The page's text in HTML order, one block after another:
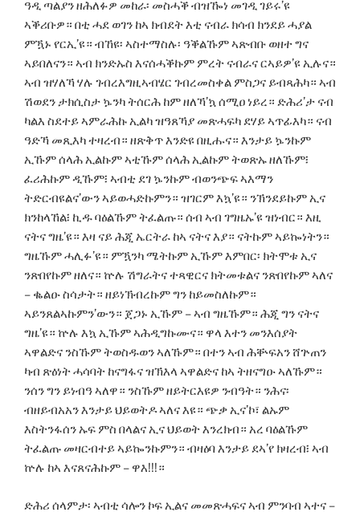
ዓዲ ጣልያን ዘሕለፉዎ መከራ፡ መስሓቕ ብዝዀነ መገዲ ገይሩ’ዩ
ኣቕሪቡዎ። በቲ ሓደ ወገን ከኣ ክብደት እቲ ናብራ ክሳብ ክንደይ ሓያል
ምዃኑ የርኢ’ዩ። ብኸዩ፡ ኣስተማስሉ፡ ዓቕልኹም ኣጽብቡ ወዘተ ግና
ኣይበለናን። ኣብ ክንድኡስ እናሰሓቕኩም ምረት ናብራና ርኣይዎ’ዩ ኢሉና።
ኣብ ዝሃለኻ ሃሉ ገብረእግዚኣብሄር ገብረመስቀል ምስጋና ይብጻሕካ። ኣብ
ሽወደን ታክሲስታ ኴንካ ትሰርሕ ከም ዘለኻ’ኳ ሰሚዐ ነይረ። ድሕሪ’ታ ናብ
ካልእ ስደተይ ኣምራሕኩ ኢልካ ዝዓጸኻያ መጽሓፍካ ደሃይ ኣጥፊእካ። ናብ
ዓድኻ መጺእካ ተዛረብ። ዘጽቅጥ እንድዩ በዚሑና። እንታይ ኴንኩም
ኢኹም ሰላሕ ኢልኩም ኣቲኹም ሰላሕ ኢልኩም ትወጽኡ ዘለኹም፧
ፈሪሕኩም ዲኹም፧ ኣብቲ ደገ ኴንኩም ብወንጭፍ ኣእማን
ትድርብዩልና’ውን ኣይወሓድኩምን። ዝገርም እኳ’ዩ። ንኽንደይኩም ኢና
ክንከላኸል፧ ኪዱ ባዕልኹም ትፈልጡ። ሰብ ኣብ ገግዜኡ’ዩ ዝነብር። እዚ
ናትና ግዜ’ዩ። እዛ ናይ ሕጂ ኤርትራ ከኣ ናትና እያ። ናትኩም ኣይኰነትን።
ግዜኹም ሓሊፉ’ዩ። ምዃንካ ሜትኩም ኢኹም እምበር፡ ክትሞቱ ኢና
ንጽበየኩም ዘለና። ኵሉ ሽግራትና ተጻዊርና ክትመቱልና ንጽበየኩም ኣለና
– ቈልዑ ስሳታት። ዘይነኽብረኩም ግን ከይመስለኩም።
ኣይንጸልኣኩምን’ውን። ጀጋኑ ኢኹም – ኣብ ግዜኹም። ሕጂ ግን ናትና
ግዜ’ዩ። ኵሉ እኳ ኢኹም ኣሕዲግኩሙና። ዋላ እተን መንእሰያት
ኣዋልድና ንስኹም ትወስዱወን ኣለኹም። በተን ኣብ ሕቝፍአን ሸጕጠን
ካብ ጽዕነት ሓሳባት ከናግፋና ዝኽእላ ኣዋልድና ከኣ ትዘናግዑ ኣለኹም።
ንሰን ግን ይነብዓ ኣለዋ። ንስኹም ዘይትርእዩዎ ንብዓት። ንሕና፡
ብዘይብአአን እንታይ ህይወትዶ ኣለና እዩ። ጭቃ ኢና’ኮ፣ ልኡም
እስትንፋሰን ኡፍ ምስ በላልና ኢና ህይወት እንረክብ። አረ ባዕልኹም
ትፈልጡ መዛርብተይ ኣይኰንኩምን። ብዛዕባ እንታይ ደኣ’የ ክዛረብ፧ ኣብ
ኵሉ ከኣ እናጸናሕኩም – ዋእ!!!።
ድሕሪ ሰላምታ፡ ኣብቲ ሳሎን ኮፍ ኢልና መመጽሓፍና ኣብ ምንባብ ኣተና –